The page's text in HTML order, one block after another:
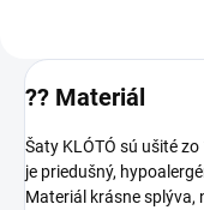
?? Materiál
Šaty KLÓTÓ sú ušité
je priedušný,
Materiál krásne splýva,